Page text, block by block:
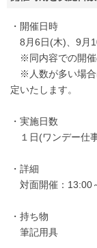
・開催日時
8月6日(木)、9月
※同内容での開催
※人数が多い場合
定いたします。
・実施日数
１日(ワンデー仕
・詳細
対面開催：13:00
・持ち物
筆記用具